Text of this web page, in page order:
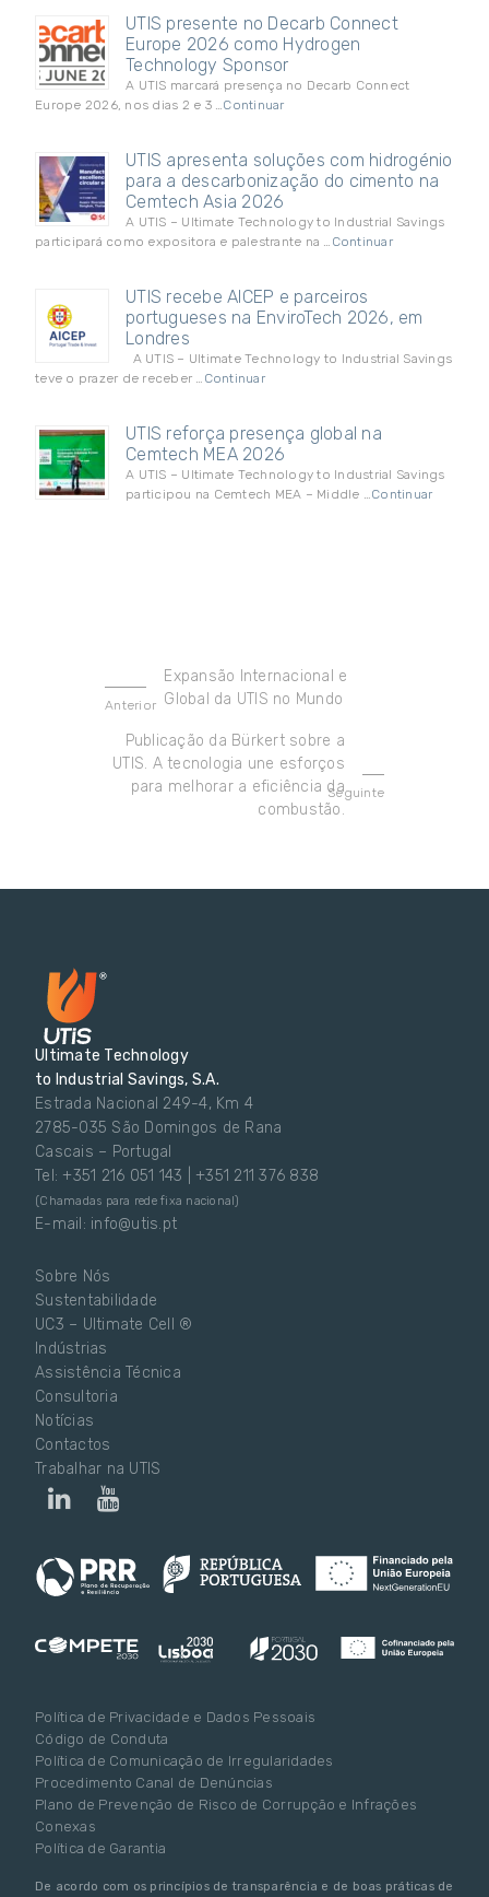
UTIS presente no Decarb Connect
Europe 2026 como Hydrogen
Technology Sponsor
A UTIS marcará presença no Decarb Connect
Europe 2026, nos dias 2 e 3 … Continuar
UTIS apresenta soluções com hidrogénio
para a descarbonização do cimento na
Cemtech Asia 2026
A UTIS – Ultimate Technology to Industrial Savings
participará como expositora e palestrante na …
Continuar
UTIS recebe AICEP e parceiros
portugueses na EnviroTech 2026, em
Londres
A UTIS – Ultimate Technology to Industrial Savings
teve o prazer de receber …
Continuar
UTIS reforça presença global na
Cemtech MEA 2026
A UTIS – Ultimate Technology to Industrial Savings
participou na Cemtech MEA – Middle … Continuar
Anterior
Expansão Internacional e
Global da UTIS no Mundo
Seguinte
Publicação da Bürkert sobre a
UTIS. A tecnologia une esforços
para melhorar a eficiência da
combustão.
Ultimate Technology
to Industrial Savings, S.A.
Estrada Nacional 249-4, Km 4
2785-035 São Domingos de Rana
Cascais – Portugal
Tel: +351 216 051 143 | +351 211 376 838
(Chamadas para rede fixa nacional)
E-mail: info@utis.pt
Sobre Nós
Sustentabilidade
UC3 – Ultimate Cell ®
Indústrias
Assistência Técnica
Consultoria
Notícias
Contactos
Trabalhar na UTIS
Política de Privacidade e Dados Pessoais
Código de Conduta
Política de Comunicação de Irregularidades
Procedimento Canal de Denúncias
Plano de Prevenção de Risco de Corrupção e Infrações
Conexas
Política de Garantia
De acordo com os princípios de transparência e de boas práticas de